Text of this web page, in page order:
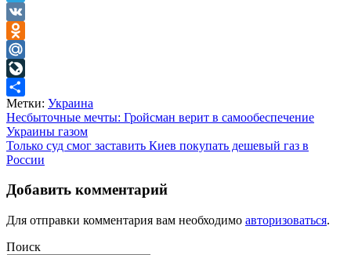
Telegram
VK
Odnoklassniki
Mail.Ru
LiveJournal
Отправить
Метки: Украина
Навигация
по
записям
Несбыточные мечты: Гройсман верит в самообеспечение
Украины газом
Только суд смог заставить Киев покупать дешевый газ в
России
Добавить комментарий
Для отправки комментария вам необходимо авторизоваться.
Поиск